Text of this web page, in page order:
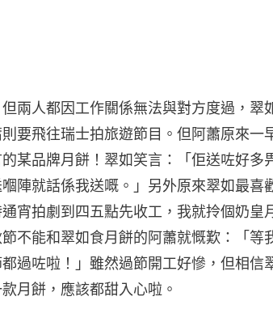
兩人都因工作關係無法與對方度過，翠
要飛往瑞士拍旅遊節目。但阿蕭原來一
某品牌月餅！翠如笑言：「佢送咗好多
陣就話係我送嘅。」另外原來翠如最喜
宵拍劇到四五點先收工，我就拎個奶皇
不能和翠如食月餅的阿蕭就慨歎：「等
過咗啦！」雖然過節開工好慘，但相信
月餅，應該都甜入心啦。